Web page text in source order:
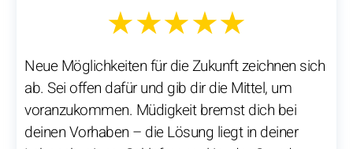
★★★★★
Neue Möglichkeiten für die Zukunft zeichnen sich
ab. Sei offen dafür und gib dir die Mittel, um
voranzukommen. Müdigkeit bremst dich bei
deinen Vorhaben – die Lösung liegt in deiner